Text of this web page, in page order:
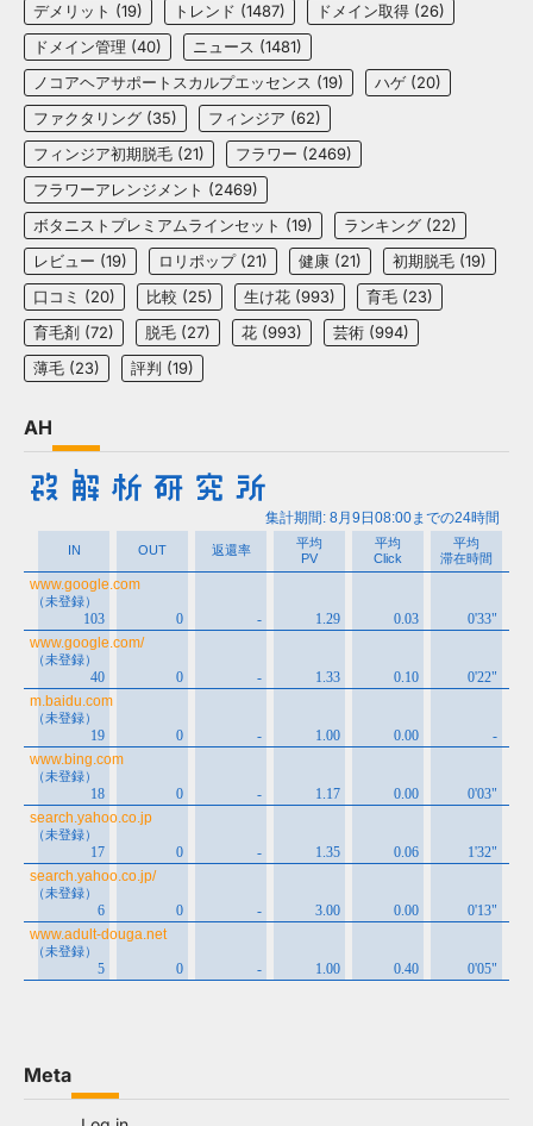
デメリット (19) トレンド (1487) ドメイン取得 (26)
ドメイン管理 (40) ニュース (1481)
ノコアヘアサポートスカルプエッセンス (19) ハゲ (20)
ファクタリング (35) フィンジア (62)
フィンジア初期脱毛 (21) フラワー (2469)
フラワーアレンジメント (2469)
ボタニストプレミアムラインセット (19) ランキング (22)
レビュー (19) ロリポップ(21) 健康 (21) 初期脱毛 (19)
口コミ (20) 比較 (25) 生け花 (993) 育毛 (23)
育毛剤 (72) 脱毛 (27) 花 (993) 芸術 (994)
薄毛 (23) 評判 (19)
AH
Meta